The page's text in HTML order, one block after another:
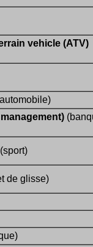
vehicle (ATV)
(sport)
de glisse)